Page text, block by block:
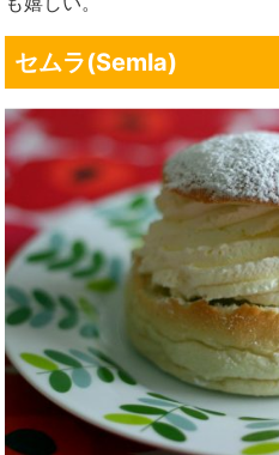
セムラ(Semla)